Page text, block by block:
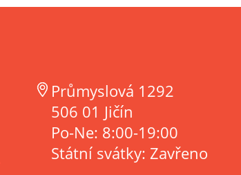
Průmyslová 1292
506 01 Jičín
Po-Ne: 8:00-19:00
Státní svátky: Zavřeno